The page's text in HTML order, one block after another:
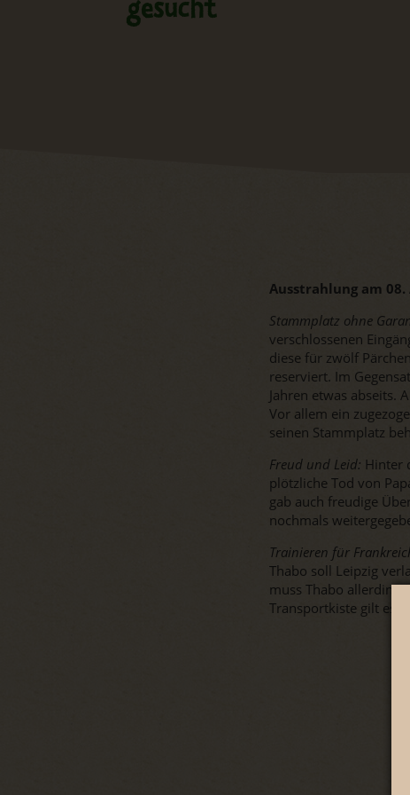
gesucht
Ausstrahlung am
Stammplatz ohne
verschlossenen
diese für zwölf
reserviert. Im
Jahren etwas abseits.
Vor allem ein
seinen Stammplatz
Freud und Leid: Hinter
plötzliche Tod von
gab auch freudige
nochmals
Trainieren für
Thabo soll Leipzig
muss Thabo
Transportkiste gilt es